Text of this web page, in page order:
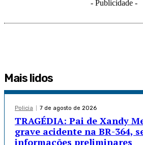
- Publicidade -
Mais lidos
Policia 7 de agosto de 2026
TRAGÉDIA: Pai de Xandy
grave acidente na BR-364,
informações preliminares